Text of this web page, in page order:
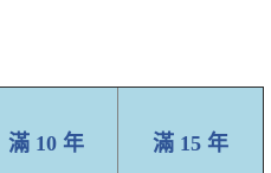
滿 10 年 滿 15 年